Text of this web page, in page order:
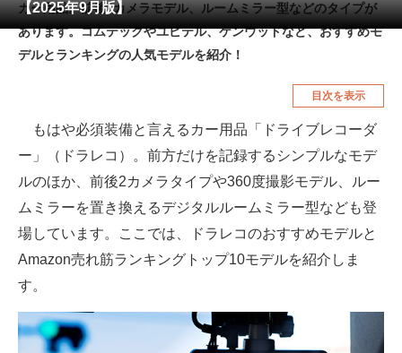
生活家電 生活用品
空調・季節家電 美容・コスメ
釣り具・釣り用品 食品・飲料・お酒
メディア
スマホと通信の最新トレンド
【2025年9月版】
カー用品。前後2カメラモデル、ルームミラー型などのタイプが
あります。コムテックやユピテル、ケンウッドなど、おすすめモ
デルとランキングの人気モデルを紹介！
目次を表示
もはや必須装備と言えるカー用品「ドライブレコーダ
ー」（ドラレコ）。前方だけを記録するシンプルなモデ
ルのほか、前後2カメラタイプや360度撮影モデル、ルー
ムミラーを置き換えるデジタルルームミラー型なども登
場しています。ここでは、ドラレコのおすすめモデルと
Amazon売れ筋ランキングトップ10モデルを紹介しま
す。